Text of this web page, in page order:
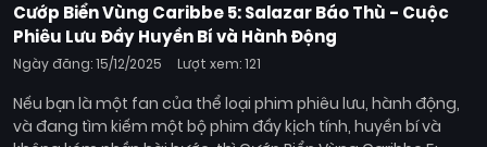
Cướp Biển Vùng Caribbe 5: Salazar Báo Thù - Cuộc
Phiêu Lưu Đầy Huyền Bí và Hành Động
Ngày đăng: 15/12/2025 Lượt xem: 121
Nếu bạn là một fan của thể loại phim phiêu lưu, hành động,
và đang tìm kiếm một bộ phim đầy kịch tính, huyền bí và